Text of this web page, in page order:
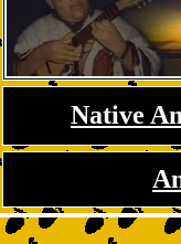
Native